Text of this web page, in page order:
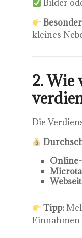
Bilder
kleines
2. Wie
Die
Tipp:
Einnahmen